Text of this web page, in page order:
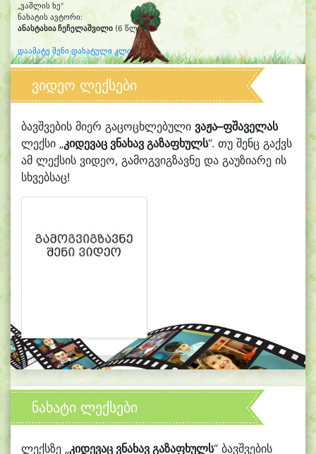
„ვაშლის ხე“
ნახატის ავტორი:
ანასტასია ჩეჩელაშვილი (6 წლის)
დაამატე შენი დახატული კლიპარტი
ვიდეო ლექსები
ბავშვების მიერ გაცოცხლებული ვაჟა–ფშაველას
ლექსი „კიდევაც ვნახავ გაზაფხულს“. თუ შენც გაქვს
ამ ლექსის ვიდეო, გამოგვიგზავნე და გაუზიარე ის
სხვებსაც!
ნახატი ლექსები
ლექსზე „კიდევაც ვნახავ გაზაფხულს“ ბავშვების